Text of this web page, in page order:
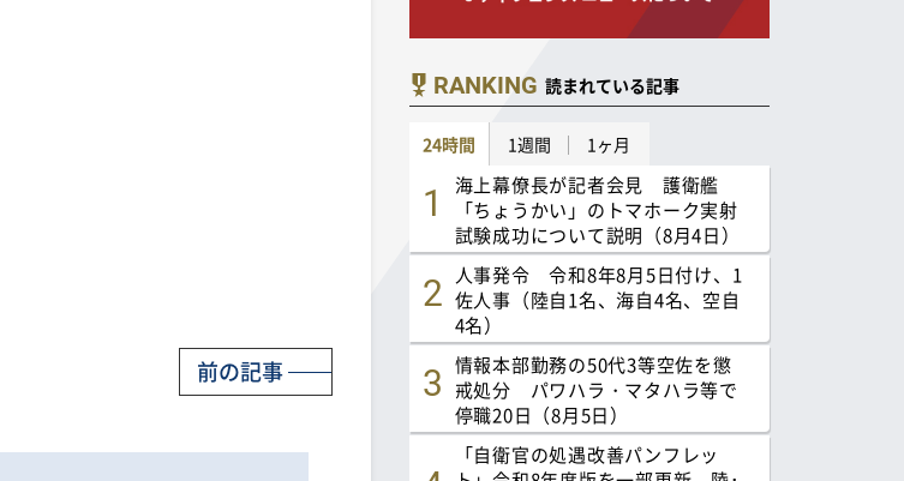
前の記事
RANKING 読まれている記事
24時間 1週間 1ヶ月
海上幕僚長が記者会見 護衛艦
「ちょうかい」のトマホーク実射
試験成功について説明（8月4日）
人事発令 令和8年8月5日付け、1
佐人事（陸自1名、海自4名、空自
4名）
情報本部勤務の50代3等空佐を懲
戒処分 パワハラ・マタハラ等で
停職20日（8月5日）
「自衛官の処遇改善パンフレッ